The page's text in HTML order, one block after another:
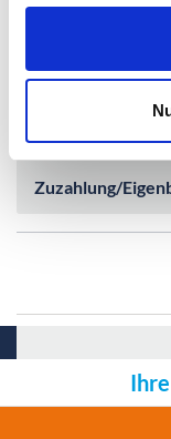
Verhalten im
Zuzahlung/